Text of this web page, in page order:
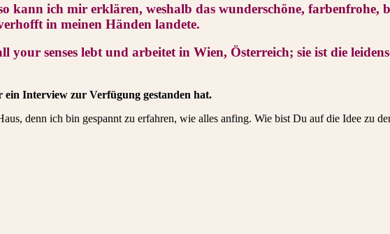
kann ich mir erklären, weshalb das wunderschöne, farbenfrohe,
in meinen Händen landete.
your senses lebt und arbeitet in Wien, Österreich; sie ist die
Interview zur Verfügung gestanden hat.
denn ich bin gespannt zu erfahren, wie alles anfing. Wie bist Du auf die Idee zu